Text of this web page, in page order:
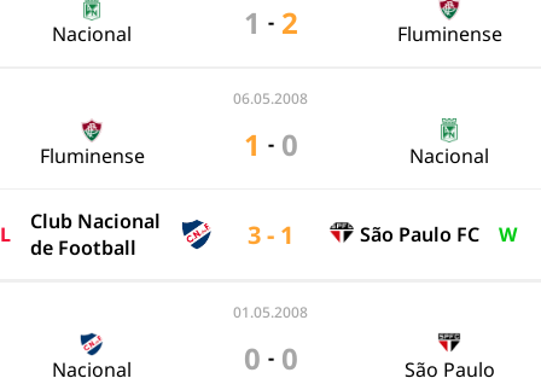
Nacional 1 - 2 Fluminense
06.05.2008
Fluminense 1 - 0 Nacional
L
Club Nacional
de Football
3 - 1 São Paulo FC W
01.05.2008
Nacional 0 - 0 São Paulo